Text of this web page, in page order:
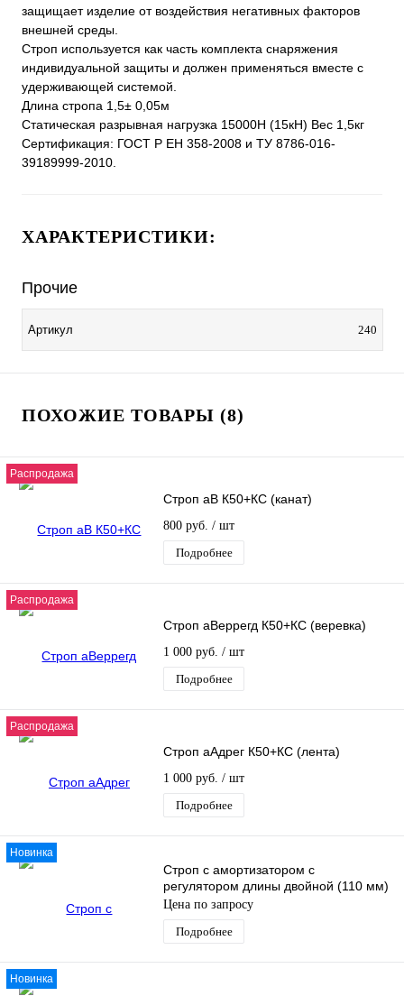
защищает изделие от воздействия негативных факторов
внешней среды.
Строп используется как часть комплекта снаряжения
индивидуальной защиты и должен применяться вместе с
удерживающей системой.
Длина стропа 1,5± 0,05м
Статическая разрывная нагрузка 15000Н (15кН) Вес 1,5кг
Сертификация: ГОСТ Р ЕН 358-2008 и ТУ 8786-016-
39189999-2010.
ХАРАКТЕРИСТИКИ:
Прочие
Артикул 240
ПОХОЖИЕ ТОВАРЫ (8)
Распродажа
Строп аВ К50+КС (канат)
800 руб. / шт
Подробнее
Распродажа
Строп аВеррегд К50+КС (веревка)
1 000 руб. / шт
Подробнее
Распродажа
Строп аАдрег К50+КС (лента)
1 000 руб. / шт
Подробнее
Новинка
Строп с амортизатором с
регулятором длины двойной (110 мм)
Цена по запросу
Подробнее
Новинка